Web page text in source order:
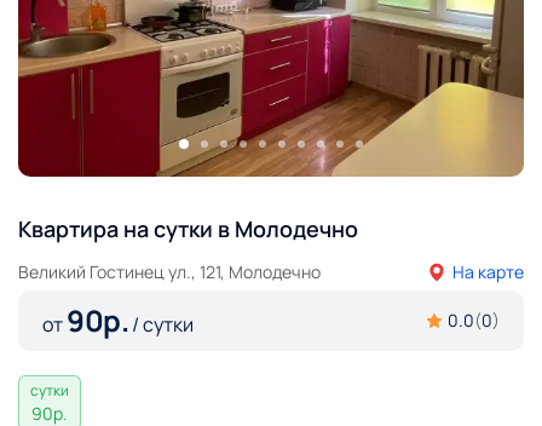
Квартира на сутки в Молодечно
Великий Гостинец ул., 121, Молодечно На карте
от90р./ сутки 0.0(0)
сутки
90р.